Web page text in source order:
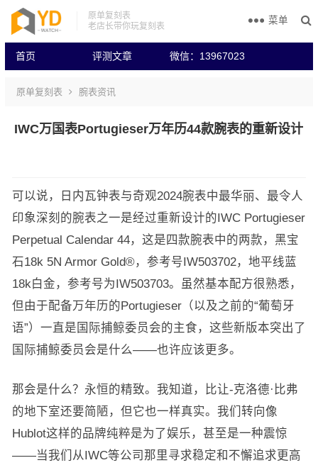
原单复刻表
老店长带你玩复刻表
首页 评测文章 微信：13967023
菜单
原单复刻表 腕表资讯
IWC万国表Portugieser万年历44款腕表的重新设计
可以说，日内瓦钟表与奇观2024腕表中最华丽、最令人
印象深刻的腕表之一是经过重新设计的IWC Portugieser
Perpetual Calendar 44，这是四款腕表中的两款，黑宝
石18k 5N Armor Gold®，参考号IW503702，地平线蓝
18k白金，参考号为IW503703。虽然基本配方很熟悉，
但由于配备万年历的Portugieser（以及之前的“葡萄牙
语”）一直是国际捕鲸委员会的主食，这些新版本突出了
国际捕鲸委员会是什么——也许应该更多。
那会是什么？永恒的精致。我知道，比让-克洛德·比弗
的地下室还要简陋，但它也一样真实。我们转向像
Hublot这样的品牌纯粹是为了娱乐，甚至是一种震惊
——当我们从IWC等公司那里寻求稳定和不懈追求更高